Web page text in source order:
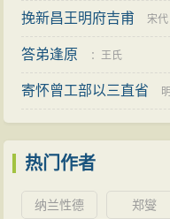
曲》负有盛名，前曲写
与易顺鼎一起被称为两
的名气。他与李慈铭、
樊”、“陶樊”、“袁樊”等
逼津京，樊增祥应召
挽新昌王明府吉甫 宋代
答弟逢原 ：王氏
寄怀曾工部以三直省
热门作者
纳兰性德 郑燮